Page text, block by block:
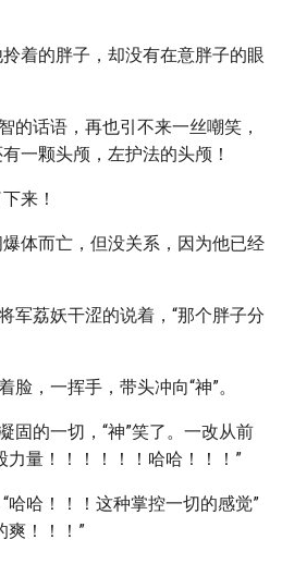
着的胖子，却没有在意胖子的眼
的话语，再也引不来一丝嘲笑，
一颗头颅，左护法的头颅！
来！
体而亡，但没关系，因为他已经
军荔妖干涩的说着，“那个胖子分
脸，一挥手，带头冲向“神”。
固的一切，“神”笑了。一改从前
力量！！！！！！哈哈！！！”
哈哈！！！这种掌控一切的感觉”
爽！！！”